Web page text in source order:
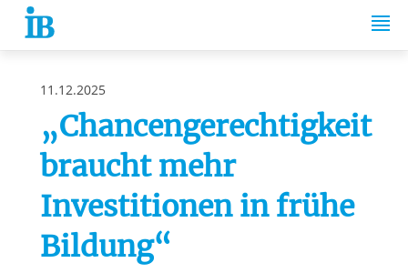
Springe zum Inhalt
11.12.2025
„Chancengerechtigkeit
braucht mehr
Investitionen in frühe
Bildung“